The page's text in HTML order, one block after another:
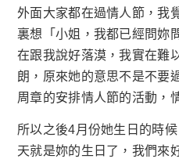
外面大家都在過情人節，我
裏想「小姐，我都已經問妳
在跟我說好落漠，我實在難
朗，原來她的意思不是不要
周章的安排情人節的活動，
所以之後4月份她生日的時
天就是妳的生日了，我們來